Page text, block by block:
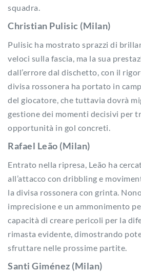
squadra.
Christian Pulisic (Milan)
Pulisic ha mostrato sprazzi di
veloci sulla fascia, ma la sua
dall’errore dal dischetto, con il
divisa rossonera ha portato in
del giocatore, che tuttavia dovrà
gestione dei momenti decisivi per
opportunità in gol concreti.
Rafael Leão (Milan)
Entrato nella ripresa, Leão ha
all’attacco con dribbling e
la divisa rossonera con grinta.
imprecisione e un ammonimento
capacità di creare pericoli per la
rimasta evidente, dimostrando
sfruttare nelle prossime partite.
Santi Giménez (Milan)